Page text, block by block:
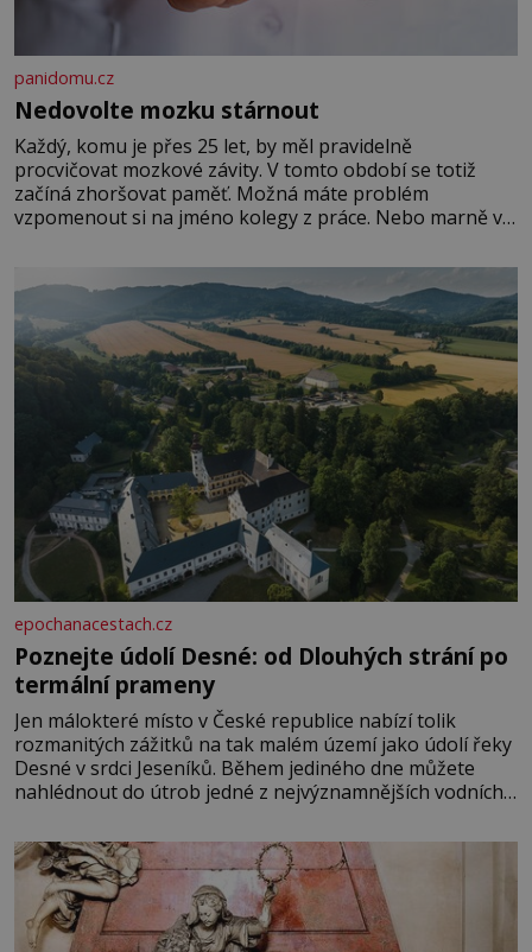
panidomu.cz
Nedovolte mozku stárnout
Každý, komu je přes 25 let, by měl pravidelně
procvičovat mozkové závity. V tomto období se totiž
začíná zhoršovat paměť. Možná máte problém
vzpomenout si na jméno kolegy z práce. Nebo marně v
Je to opravdu tak, s věkem jako kdyby se paměť
rozhodla stávkovat. Cvičte
epochanacestach.cz
Poznejte údolí Desné: od Dlouhých strání po
termální prameny
Jen málokteré místo v České republice nabízí tolik
rozmanitých zážitků na tak malém území jako údolí řeky
Desné v srdci Jeseníků. Během jediného dne můžete
nahlédnout do útrob jedné z nejvýznamnějších vodních
se na koloběžce a den zakončit poznáváním památek ve
Velkých Losinách nebo v termálním